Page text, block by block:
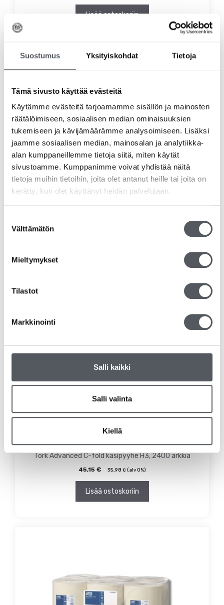
Suostumus Yksityiskohdat Tietoja
Tämä sivusto käyttää evästeitä
Käytämme evästeitä tarjoamamme sisällön ja mainosten
räätälöimiseen, sosiaalisen median ominaisuuksien
tukemiseen ja kävijämäärämme analysoimiseen. Lisäksi
jaamme sosiaalisen median, mainosalan ja analytiikka-
alan kumppaneillemme tietoja siitä, miten käytät
sivustoamme. Kumppanimme voivat yhdistää näitä
tietoja muihin tietoihin, joita olet antanut heille tai joita on
kerätty, kun olet käyttänyt heidän palvelujaan.
valinta
Välttämätön
Mieltymykset
Tilastot
Markkinointi
Salli kaikki
Salli valinta
Kiellä
Lisää ostoskoriin
Tork Advanced C-fold käsipyyhe H3, 2400 arkkia
45,15 € 35,98 €(alv 0%)
Lisää ostoskoriin